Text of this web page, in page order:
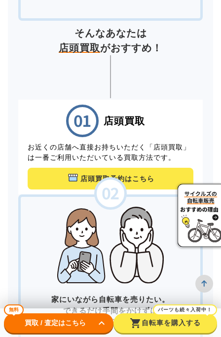
そんなあなたは
店頭買取がおすすめ！
店頭買取
お近くの店舗へ直接お持ちいただく「店頭買取」
は一番ご利用いただいている買取方法です。
店頭買取予約はこちら
家にいながら自転車を売りたい。
できるだけ手間をかけずに
買取してもらいたい。
無料
買取 / 査定はこちら keyboard_arrow_down shopping_cart
パーツも続々入荷中！
自転車を購入する